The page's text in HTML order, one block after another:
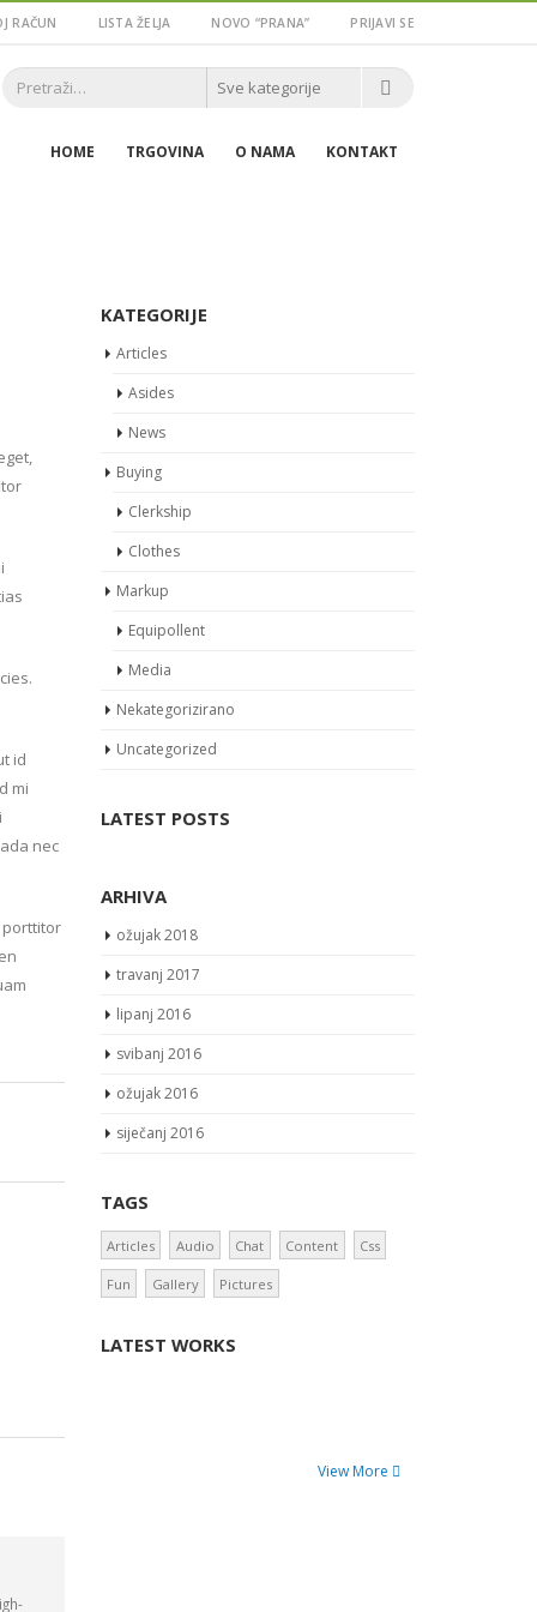
RAČUN LISTA ŽELJA NOVO “PRANA” PRIJAVI SE
HOME TRGOVINA O NAMA KONTAKT
id
mi
nec
porttitor
KATEGORIJE
Articles
Asides
News
Buying
Clerkship
Clothes
Markup
Equipollent
Media
Nekategorizirano
Uncategorized
LATEST POSTS
ARHIVA
ožujak 2018
travanj 2017
lipanj 2016
svibanj 2016
ožujak 2016
siječanj 2016
TAGS
Articles Audio Chat Content Css
Fun Gallery Pictures
LATEST WORKS
View More